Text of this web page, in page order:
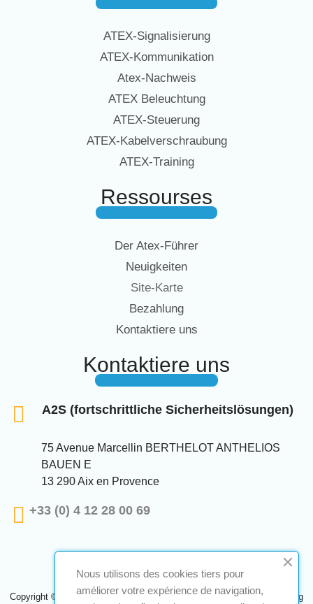
ATEX-Signalisierung
ATEX-Kommunikation
Atex-Nachweis
ATEX Beleuchtung
ATEX-Steuerung
ATEX-Kabelverschraubung
ATEX-Training
Ressourses
Der Atex-Führer
Neuigkeiten
Site-Karte
Bezahlung
Kontaktiere uns
Kontaktiere uns
A2S (fortschrittliche Sicherheitslösungen)
75 Avenue Marcellin BERTHELOT ANTHELIOS
BAUEN E
13 290 Aix en Provence
+33 (0) 4 12 28 00 69
Copyright © 2024 A2S ATEX. Alle Rechte vorbehalten. Eine Realisierung
Nous utilisons des cookies tiers pour
améliorer votre expérience de navigation,